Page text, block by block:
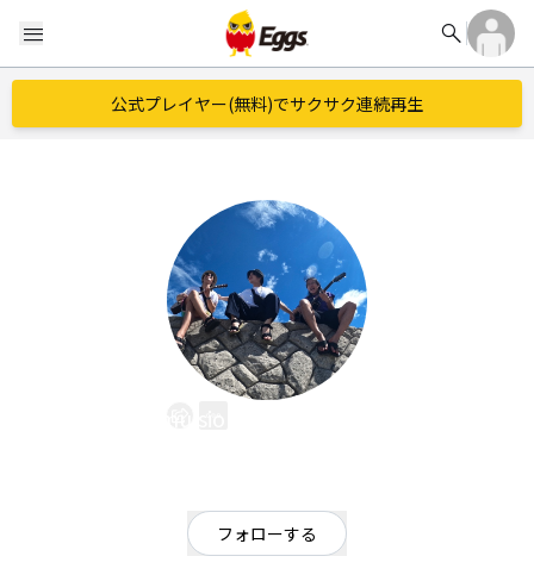
menu search
公式プレイヤー(無料)でサクサク連続再生
フォローする